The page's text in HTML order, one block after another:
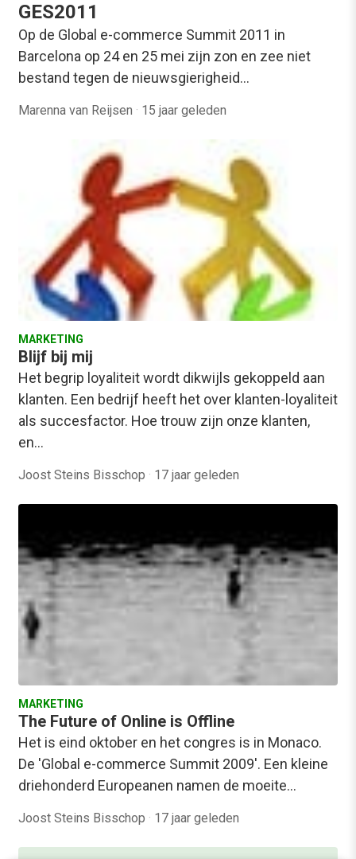
GES2011
Op de Global e-commerce Summit 2011 in
Barcelona op 24 en 25 mei zijn zon en zee niet
bestand tegen de nieuwsgierigheid…
Marenna van Reijsen · 15 jaar geleden
MARKETING
Blijf bij mij
Het begrip loyaliteit wordt dikwijls gekoppeld aan
klanten. Een bedrijf heeft het over klanten-loyaliteit
als succesfactor. Hoe trouw zijn onze klanten,
en…
Joost Steins Bisschop · 17 jaar geleden
MARKETING
The Future of Online is Offline
Het is eind oktober en het congres is in Monaco.
De 'Global e-commerce Summit 2009'. Een kleine
driehonderd Europeanen namen de moeite…
Joost Steins Bisschop · 17 jaar geleden